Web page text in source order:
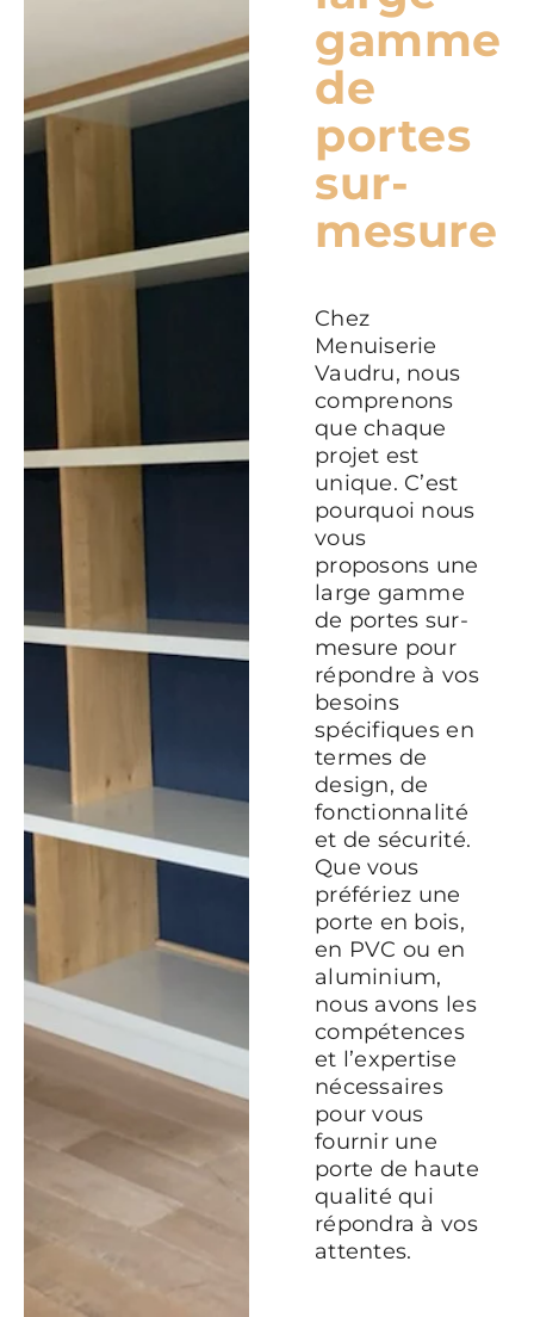
gamme
de
portes
sur-
mesure
Chez
Menuiserie
Vaudru, nous
comprenons
que chaque
projet est
unique. C’est
pourquoi nous
vous
proposons une
large gamme
de portes sur-
mesure pour
répondre à vos
besoins
spécifiques en
termes de
design, de
fonctionnalité
et de sécurité.
Que vous
préfériez une
porte en bois,
en PVC ou en
aluminium,
nous avons les
compétences
et l’expertise
nécessaires
pour vous
fournir une
porte de haute
qualité qui
répondra à vos
attentes.